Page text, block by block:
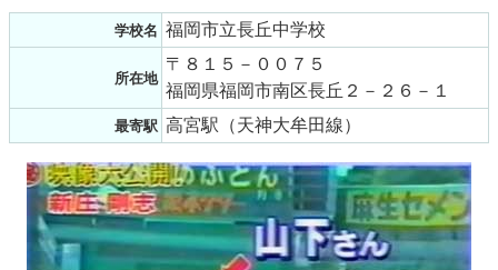
学校名 福岡市立長丘中学校
所在地
〒８１５－００７５
福岡県福岡市南区長丘２－２６－１
最寄駅 高宮駅（天神大牟田線）